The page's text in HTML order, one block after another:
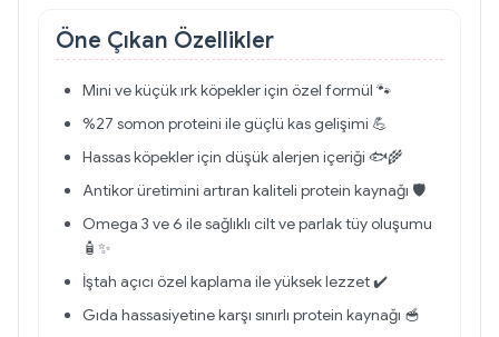
Öne Çıkan Özellikler
Mini ve küçük ırk köpekler için özel formül 🐾
%27 somon proteini ile güçlü kas gelişimi 💪
Hassas köpekler için düşük alerjen içeriği 🐟🌾
Antikor üretimini artıran kaliteli protein kaynağı 🛡️
Omega 3 ve 6 ile sağlıklı cilt ve parlak tüy oluşumu
🧴✨
İştah açıcı özel kaplama ile yüksek lezzet ✔️
Gıda hassasiyetine karşı sınırlı protein kaynağı 🥣